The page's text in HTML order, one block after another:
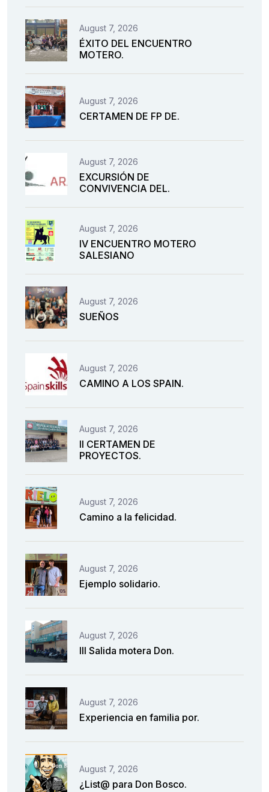
August 7, 2026
ÉXITO DEL ENCUENTRO
MOTERO.
August 7, 2026
CERTAMEN DE FP DE.
August 7, 2026
EXCURSIÓN DE
CONVIVENCIA DEL.
August 7, 2026
IV ENCUENTRO MOTERO
SALESIANO
August 7, 2026
SUEÑOS
August 7, 2026
CAMINO A LOS SPAIN.
August 7, 2026
II CERTAMEN DE
PROYECTOS.
August 7, 2026
Camino a la felicidad.
August 7, 2026
Ejemplo solidario.
August 7, 2026
III Salida motera Don.
August 7, 2026
Experiencia en familia por.
August 7, 2026
¿List@ para Don Bosco.